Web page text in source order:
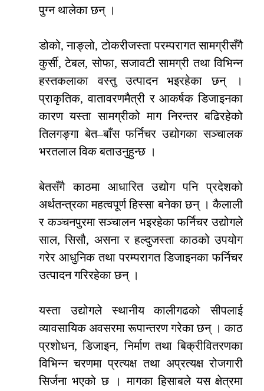
पुग्न थालेका छन् ।
डोको, नाङ्लो, टोकरीजस्ता परम्परागत सामग्रीसँगै
कुर्सी, टेबल, सोफा, सजावटी सामग्री तथा विभिन्न
हस्तकलाका वस्तु उत्पादन भइरहेका छन् ।
प्राकृतिक, वातावरणमैत्री र आकर्षक डिजाइनका
कारण यस्ता सामग्रीको माग निरन्तर बढिरहेको
तिलगङ्गा बेत–बाँस फर्निचर उद्योगका सञ्चालक
भरतलाल विक बताउनुहुन्छ ।
बेतसँगै काठमा आधारित उद्योग पनि प्रदेशको
अर्थतन्त्रका महत्वपूर्ण हिस्सा बनेका छन् । कैलाली
र कञ्चनपुरमा सञ्चालन भइरहेका फर्निचर उद्योगले
साल, सिसौ, असना र हल्दुजस्ता काठको उपयोग
गरेर आधुनिक तथा परम्परागत डिजाइनका फर्निचर
उत्पादन गरिरहेका छन् ।
यस्ता उद्योगले स्थानीय कालीगढको सीपलाई
व्यावसायिक अवसरमा रूपान्तरण गरेका छन् । काठ
प्रशोधन, डिजाइन, निर्माण तथा बिक्रीवितरणका
विभिन्न चरणमा प्रत्यक्ष तथा अप्रत्यक्ष रोजगारी
सिर्जना भएको छ । मागका हिसाबले यस क्षेत्रमा